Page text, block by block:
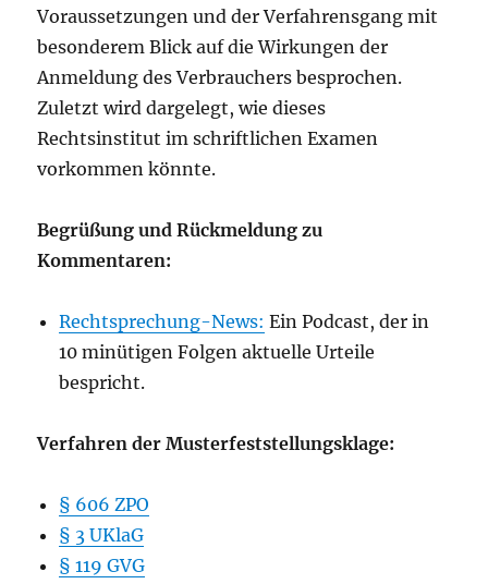
Voraussetzungen und der Verfahrensgang mit
besonderem Blick auf die Wirkungen der
Anmeldung des Verbrauchers besprochen.
Zuletzt wird dargelegt, wie dieses
Rechtsinstitut im schriftlichen Examen
vorkommen könnte.
Begrüßung und Rückmeldung zu
Kommentaren:
Rechtsprechung-News: Ein Podcast, der in
10 minütigen Folgen aktuelle Urteile
bespricht.
Verfahren der Musterfeststellungsklage:
§ 606 ZPO
§ 3 UKlaG
§ 119 GVG